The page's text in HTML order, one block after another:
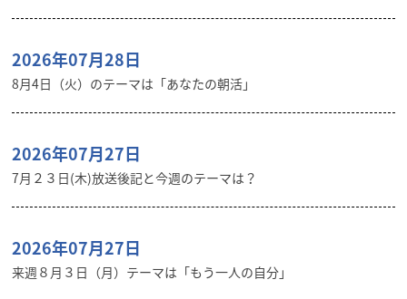
2026年07月28日
8月4日（火）のテーマは「あなたの朝活」
2026年07月27日
7月２３日(木)放送後記と今週のテーマは？
2026年07月27日
来週８月３日（月）テーマは「もう一人の自分」